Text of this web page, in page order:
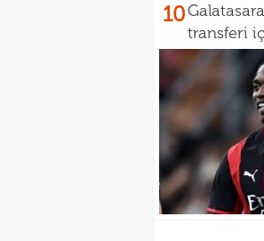
10
transferi